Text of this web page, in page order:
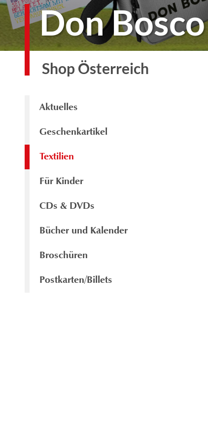
Don Bosco
Shop Österreich
Aktuelles
Geschenkartikel
Textilien
Für Kinder
CDs & DVDs
Bücher und Kalender
Broschüren
Postkarten/Billets